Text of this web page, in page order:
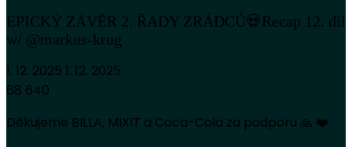
EPICKÝ ZÁVĚR 2. ŘADY ZRÁDCŮ💀Recap 12. díl
w/ @markus-krug
1. 12. 2025 1. 12. 2025
68 640
Děkujeme BILLA, MIXIT a Coca-Cola za podporu 🙏 ❤️